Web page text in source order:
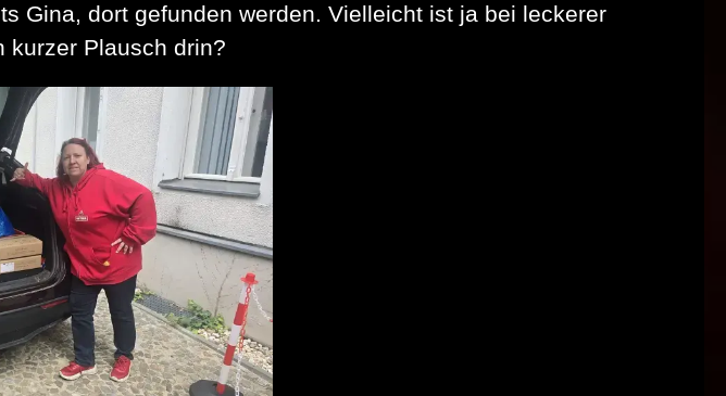
Gina, dort gefunden werden. Vielleicht ist ja bei leckerer
kurzer Plausch drin?